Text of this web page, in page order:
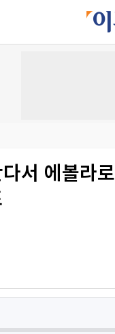
다서 에볼라